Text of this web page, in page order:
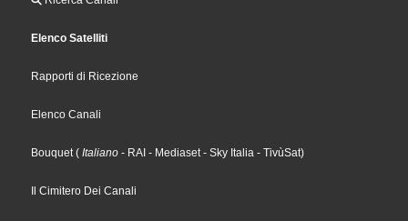
Elenco Satelliti
Rapporti di Ricezione
Elenco Canali
Bouquet ( Italiano - RAI - Mediaset - Sky Italia - TivùSat)
Il Cimitero Dei Canali